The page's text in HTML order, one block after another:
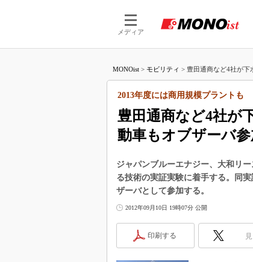
メディア
つながる
MONOist > モビリティ > 豊田通商など4社が下
豊田通商など4社が
動車もオブザーバ参
2013年度には商用規模プラントも
ジャパンブルーエナジー、大和リ
る技術の実証実験に着手する。同
ザーバとして参加する。
2012年09月10日 19時07分 公開
印刷する